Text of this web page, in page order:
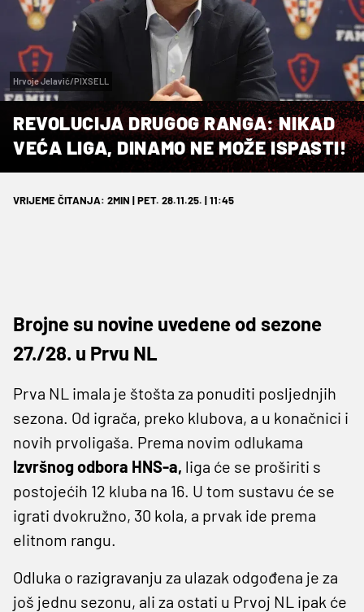
Hrvoje Jelavić/PIXSELL
REVOLUCIJA DRUGOG RANGA: NIKAD
VEĆA LIGA, DINAMO NE MOŽE ISPASTI!
VRIJEME ČITANJA: 2MIN | PET. 28.11.25. | 11:45
Brojne su novine uvedene od sezone
27./28. u Prvu NL
Prva NL imala je štošta za ponuditi posljednjih
sezona. Od igrača, preko klubova, a u konačnici i
novih prvoligaša. Prema novim odlukama
Izvršnog odbora HNS-a, liga će se proširiti s
postojećih 12 kluba na 16. U tom sustavu će se
igrati dvokružno, 30 kola, a prvak ide prema
elitnom rangu.
Odluka o razigravanju za ulazak odgođena je za
još jednu sezonu, ali za ostati u Prvoj NL ipak će